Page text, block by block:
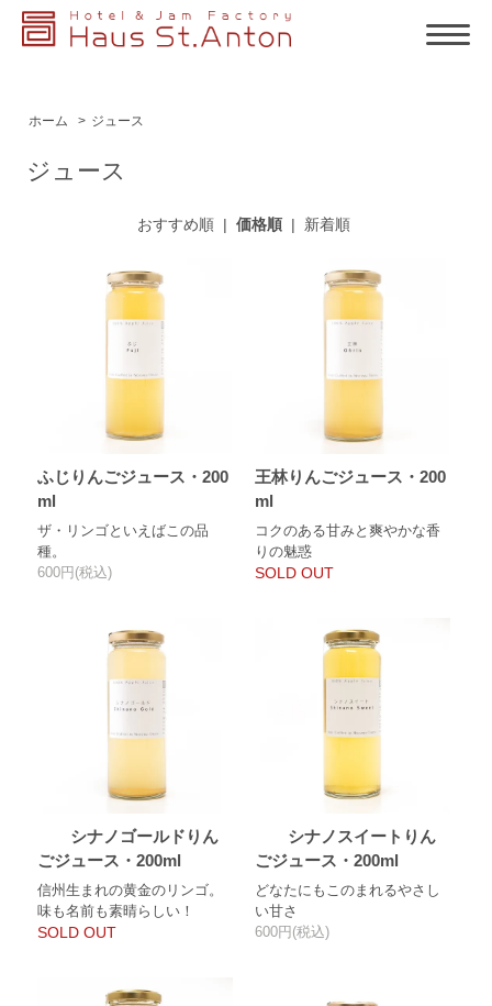
ホーム > ジュース
ジュース
おすすめ順| 価格順| 新着順
ふじりんごジュース・200
ml
ザ・リンゴといえばこの品
種。
600円(税込)
王林りんごジュース・200
ml
コクのある甘みと爽やかな香
りの魅惑
SOLD OUT
シナノゴールドりん
ごジュース・200ml
信州生まれの黄金のリンゴ。
味も名前も素晴らしい！
SOLD OUT
シナノスイートりん
ごジュース・200ml
どなたにもこのまれるやさし
い甘さ
600円(税込)